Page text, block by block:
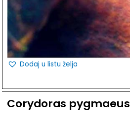
Dodaj u listu želja
Corydoras pygmaeus